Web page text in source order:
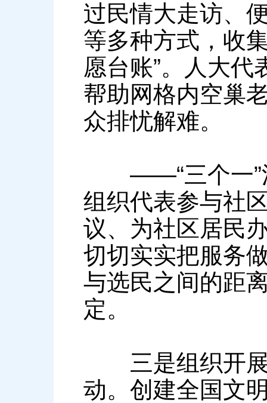
过民情大走访、
等多种方式，收
愿台账”。人大代
帮助网格内空巢
众排忧解难。
——“三个一”活
组织代表参与社
议、为社区居民
切切实实把服务
与选民之间的距
定。
三是组织开展“
动。创建全国文